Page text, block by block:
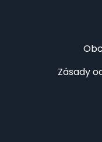
Zásady